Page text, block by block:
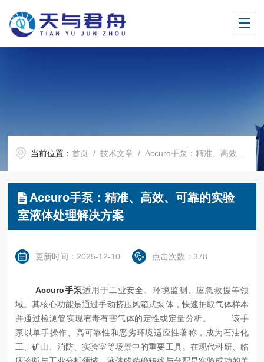
当前位置：首页 /技术文章 / Accuro手泵：精准、高效、可靠的实验室液体处理解决方案
Accuro手泵：精准、高效、可靠的实验
室液体处理解决方案
更新时间：2025-12-10 点击次数：378
Accuro手泵适用于工业安全、环境监测、应急救援等领
域。其核心功能是通过手动挤压风箱式泵体，快速抽取气体样本
并通过检测管实现有毒有害气体的定性或定量分析。
该手
泵以单手操作、高可靠性和恶劣环境适应性著称，成为石油化
工、矿山、消防、实验室等场景中的重要工具。在现代科研、临